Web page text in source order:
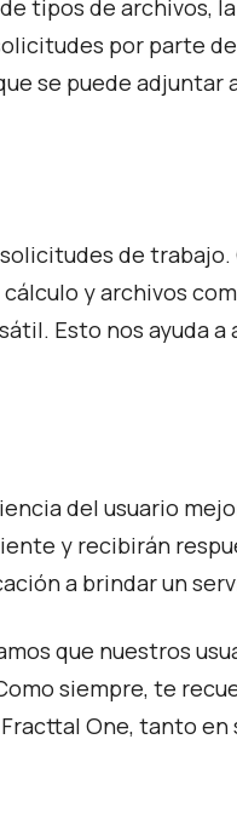
tipos de archivos,
por parte
se puede adjuntar
de
y archivos
Esto nos ayuda a
del usuario
y recibirán
a brindar un
que nuestros
siempre, te
One, tanto en